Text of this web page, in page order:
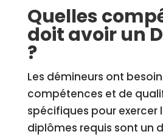
Quelles
doit avoir un
?
Les démineurs ont
compétences et de
spécifiques pour exercer
diplômes requis sont un